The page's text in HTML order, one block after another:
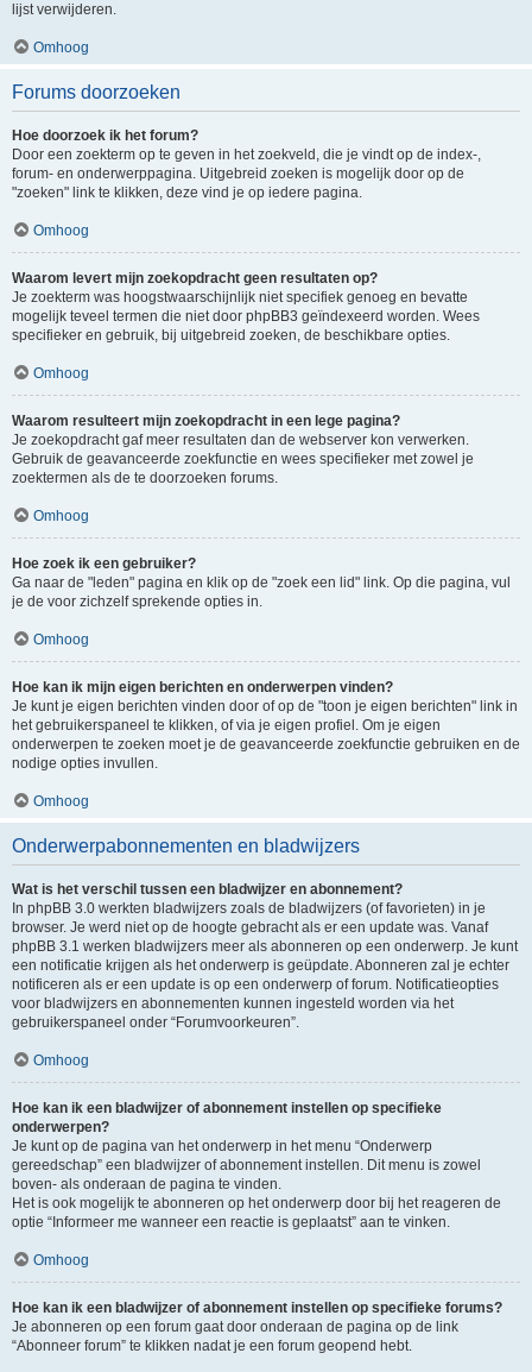
lijst verwijderen.
Omhoog
Forums doorzoeken
Hoe doorzoek ik het forum?
Door een zoekterm op te geven in het zoekveld, die je vindt op de index-,
forum- en onderwerppagina. Uitgebreid zoeken is mogelijk door op de
"zoeken" link te klikken, deze vind je op iedere pagina.
Omhoog
Waarom levert mijn zoekopdracht geen resultaten op?
Je zoekterm was hoogstwaarschijnlijk niet specifiek genoeg en bevatte
mogelijk teveel termen die niet door phpBB3 geïndexeerd worden. Wees
specifieker en gebruik, bij uitgebreid zoeken, de beschikbare opties.
Omhoog
Waarom resulteert mijn zoekopdracht in een lege pagina?
Je zoekopdracht gaf meer resultaten dan de webserver kon verwerken.
Gebruik de geavanceerde zoekfunctie en wees specifieker met zowel je
zoektermen als de te doorzoeken forums.
Omhoog
Hoe zoek ik een gebruiker?
Ga naar de "leden" pagina en klik op de "zoek een lid" link. Op die pagina, vul
je de voor zichzelf sprekende opties in.
Omhoog
Hoe kan ik mijn eigen berichten en onderwerpen vinden?
Je kunt je eigen berichten vinden door of op de "toon je eigen berichten" link in
het gebruikerspaneel te klikken, of via je eigen profiel. Om je eigen
onderwerpen te zoeken moet je de geavanceerde zoekfunctie gebruiken en de
nodige opties invullen.
Omhoog
Onderwerpabonnementen en bladwijzers
Wat is het verschil tussen een bladwijzer en abonnement?
In phpBB 3.0 werkten bladwijzers zoals de bladwijzers (of favorieten) in je
browser. Je werd niet op de hoogte gebracht als er een update was. Vanaf
phpBB 3.1 werken bladwijzers meer als abonneren op een onderwerp. Je kunt
een notificatie krijgen als het onderwerp is geüpdate. Abonneren zal je echter
notificeren als er een update is op een onderwerp of forum. Notificatieopties
voor bladwijzers en abonnementen kunnen ingesteld worden via het
gebruikerspaneel onder “Forumvoorkeuren”.
Omhoog
Hoe kan ik een bladwijzer of abonnement instellen op specifieke
onderwerpen?
Je kunt op de pagina van het onderwerp in het menu “Onderwerp
gereedschap” een bladwijzer of abonnement instellen. Dit menu is zowel
boven- als onderaan de pagina te vinden.
Het is ook mogelijk te abonneren op het onderwerp door bij het reageren de
optie “Informeer me wanneer een reactie is geplaatst” aan te vinken.
Omhoog
Hoe kan ik een bladwijzer of abonnement instellen op specifieke forums?
Je abonneren op een forum gaat door onderaan de pagina op de link
“Abonneer forum” te klikken nadat je een forum geopend hebt.